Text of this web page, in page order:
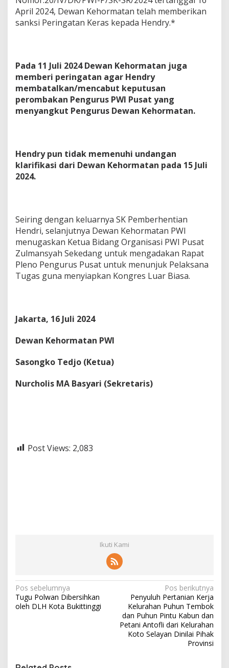
April 2024, Dewan Kehormatan telah memberikan
sanksi Peringatan Keras kepada Hendry.*
Pada 11 Juli 2024 Dewan Kehormatan juga
memberi peringatan agar Hendry
membatalkan/mencabut keputusan
perombakan Pengurus PWI Pusat yang
menyangkut Pengurus Dewan Kehormatan.
Hendry pun tidak memenuhi undangan
klarifikasi dari Dewan Kehormatan pada 15 Juli
2024.
Seiring dengan keluarnya SK Pemberhentian
Hendri, selanjutnya Dewan Kehormatan PWI
menugaskan Ketua Bidang Organisasi PWI Pusat
Zulmansyah Sekedang untuk mengadakan Rapat
Pleno Pengurus Pusat untuk menunjuk Pelaksana
Tugas guna menyiapkan Kongres Luar Biasa.
Jakarta, 16 Juli 2024
Dewan Kehormatan PWI
Sasongko Tedjo (Ketua)
Nurcholis MA Basyari (Sekretaris)
Post Views: 2,083
Ikuti Kami
N
a
a
Pos sebelumnya
Tugu Polwan Dibersihkan
oleh DLH Kota Bukittinggi
Pos berikutnya
Penyuluh Pertanian Kerja
Kelurahan Puhun Tembok
dan Puhun Pintu Kabun dan
Petani Antofli dari Kelurahan
Koto Selayan Dinilai Pihak
Provinsi